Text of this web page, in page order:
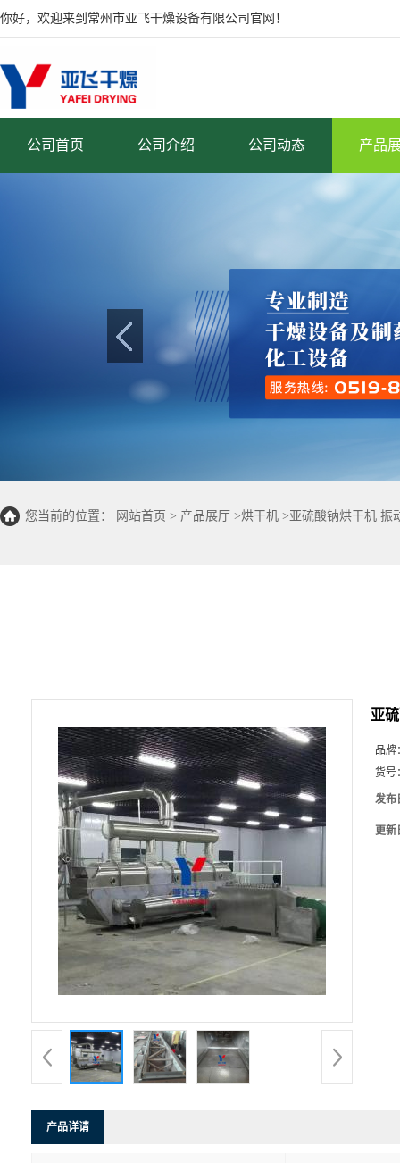
你好，欢迎来到常州市亚飞干燥设备有限公司官网！
公司首页 公司介绍 公司动态 产品
您当前的位置： 网站首页 > 产品展厅 >烘干机 >亚硫酸钠烘干机 振
亚
品牌
货号
发布
更新
产品详请